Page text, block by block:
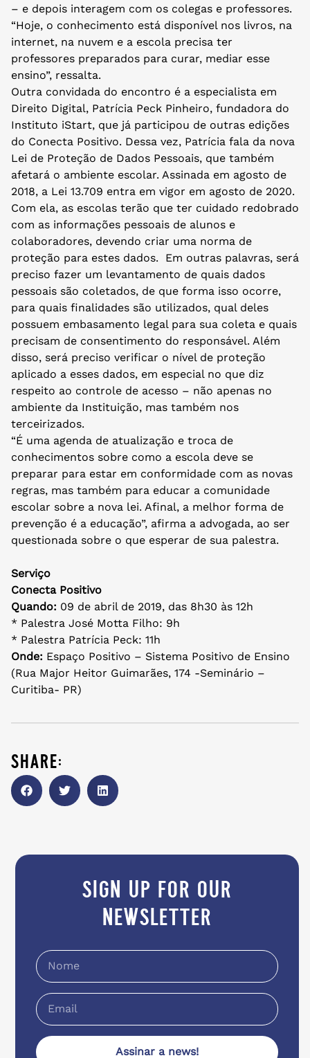
– e depois interagem com os colegas e professores.
“Hoje, o conhecimento está disponível nos livros, na
internet, na nuvem e a escola precisa ter
professores preparados para curar, mediar esse
ensino”, ressalta.
Outra convidada do encontro é a especialista em
Direito Digital, Patrícia Peck Pinheiro, fundadora do
Instituto iStart, que já participou de outras edições
do Conecta Positivo. Dessa vez, Patrícia fala da nova
Lei de Proteção de Dados Pessoais, que também
afetará o ambiente escolar. Assinada em agosto de
2018, a Lei 13.709 entra em vigor em agosto de 2020.
Com ela, as escolas terão que ter cuidado redobrado
com as informações pessoais de alunos e
colaboradores, devendo criar uma norma de
proteção para estes dados. Em outras palavras, será
preciso fazer um levantamento de quais dados
pessoais são coletados, de que forma isso ocorre,
para quais finalidades são utilizados, qual deles
possuem embasamento legal para sua coleta e quais
precisam de consentimento do responsável. Além
disso, será preciso verificar o nível de proteção
aplicado a esses dados, em especial no que diz
respeito ao controle de acesso – não apenas no
ambiente da Instituição, mas também nos
terceirizados.
“É uma agenda de atualização e troca de
conhecimentos sobre como a escola deve se
preparar para estar em conformidade com as novas
regras, mas também para educar a comunidade
escolar sobre a nova lei. Afinal, a melhor forma de
prevenção é a educação”, afirma a advogada, ao ser
questionada sobre o que esperar de sua palestra.
Serviço
Conecta Positivo
Quando: 09 de abril de 2019, das 8h30 às 12h
* Palestra José Motta Filho: 9h
* Palestra Patrícia Peck: 11h
Onde: Espaço Positivo – Sistema Positivo de Ensino
(Rua Major Heitor Guimarães, 174 -Seminário –
Curitiba- PR)
share:
sign up for our
newsletter
Assinar a news!